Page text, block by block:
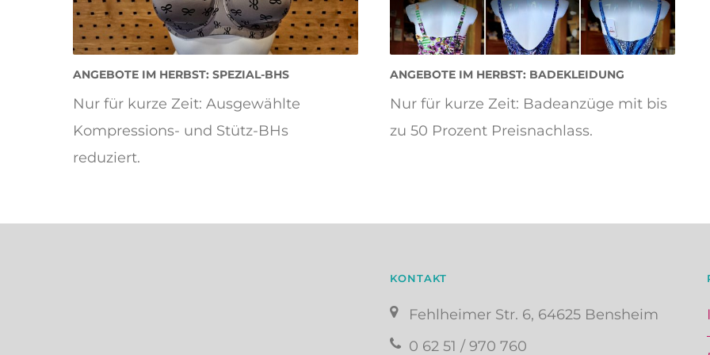
ANGEBOTE IM HERBST: SPEZIAL-BHS
Nur für kurze Zeit: Ausgewählte
Kompressions- und Stütz-BHs
reduziert.
ANGEBOTE IM HERBST: BADEKLEIDUNG
Nur für kurze Zeit: Badeanzüge mit bis
zu 50 Prozent Preisnachlass.
KONTAKT
Fehlheimer Str. 6, 64625 Bensheim
0 62 51 / 970 760